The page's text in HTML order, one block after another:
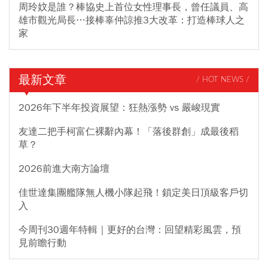
周玲妏是誰？棒協史上首位女性理事長，曾任議員、高
雄市觀光局長…接棒辜仲諒推3大改革：打造棒球人之
家
最新文章 / HOT NEWS /
2026年下半年投資展望：狂熱漲勢 vs 嚴峻現實
友達二把手柯富仁裸辭內幕！「落後群創」成最後稻
草？
2026前進大南方論壇
佳世達集團艦隊無人機小隊起飛！鎖定美日頂級客戶切
入
今周刊30週年特輯｜更好的台灣：回望精彩風雲，預
見前瞻行動